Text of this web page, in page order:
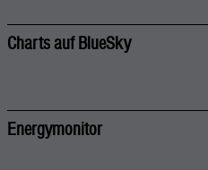
Charts auf BlueSky
Energymonitor